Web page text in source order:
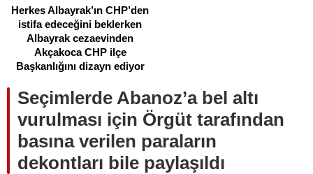
Herkes Albayrak’ın CHP’den
istifa edeceğini beklerken
Albayrak cezaevinden
Akçakoca CHP ilçe
Başkanlığını dizayn ediyor
Seçimlerde Abanoz’a bel altı
vurulması için Örgüt tarafından
basına verilen paraların
dekontları bile paylaşıldı